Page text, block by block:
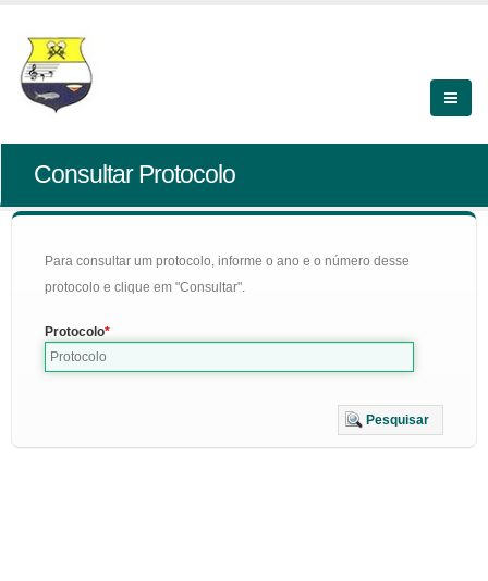
Consultar Protocolo
Para consultar um protocolo, informe o ano e o número desse
protocolo e clique em "Consultar".
Protocolo
Pesquisar